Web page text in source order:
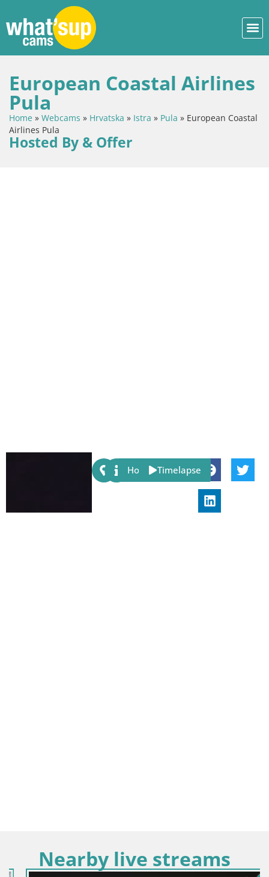
European Coastal Airlines
Pula
Home » Webcams » Hrvatska » Istra » Pula » European Coastal
Airlines Pula
Hosted By & Offer
Share:
Host Timelapse
Nearby live streams